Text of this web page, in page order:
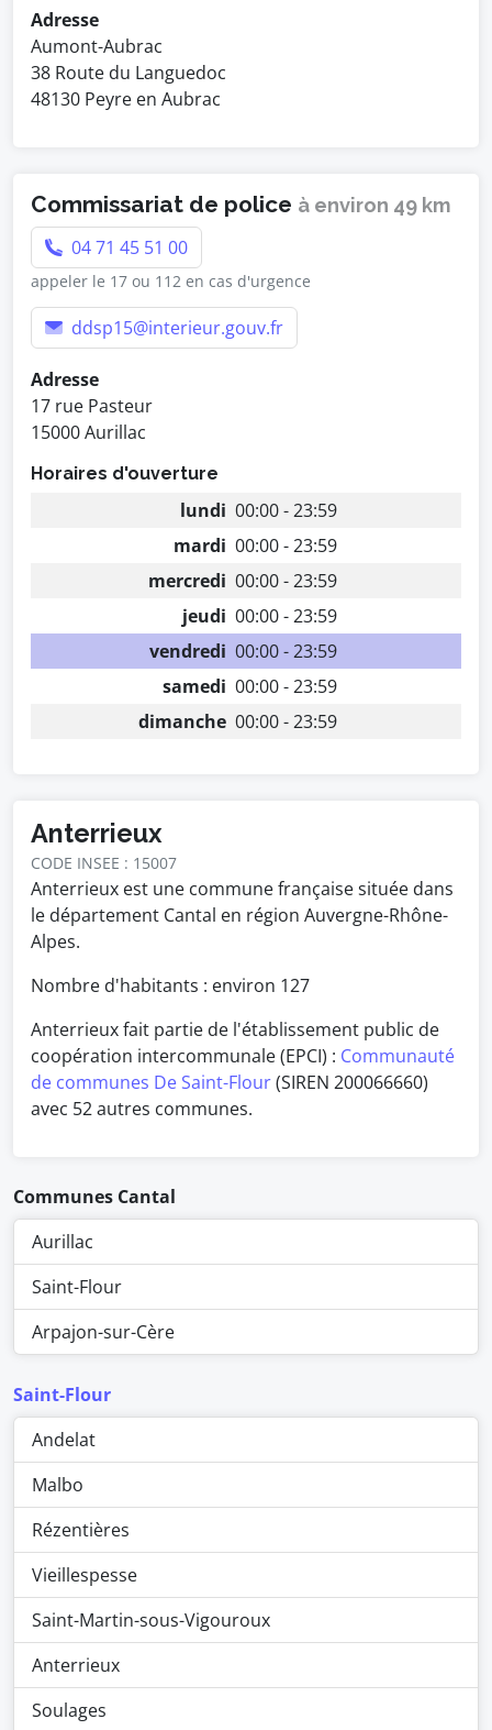
Adresse
Aumont-Aubrac
38 Route du Languedoc
48130 Peyre en Aubrac
Commissariat de police à environ 49 km
04 71 45 51 00
appeler le 17 ou 112 en cas d'urgence
ddsp15@interieur.gouv.fr
Adresse
17 rue Pasteur
15000 Aurillac
Horaires d'ouverture
lundi 00:00 - 23:59
mardi 00:00 - 23:59
mercredi 00:00 - 23:59
jeudi 00:00 - 23:59
vendredi 00:00 - 23:59
samedi 00:00 - 23:59
dimanche 00:00 - 23:59
Anterrieux
CODE INSEE : 15007
Anterrieux est une commune française située dans
le département Cantal en région Auvergne-Rhône-
Alpes.
Nombre d'habitants : environ 127
Anterrieux fait partie de l'établissement public de
coopération intercommunale (EPCI) : Communauté
de communes De Saint-Flour(SIREN 200066660)
avec 52 autres communes.
Communes Cantal
Aurillac
Saint-Flour
Arpajon-sur-Cère
Saint-Flour
Andelat
Malbo
Rézentières
Vieillespesse
Saint-Martin-sous-Vigouroux
Anterrieux
Soulages